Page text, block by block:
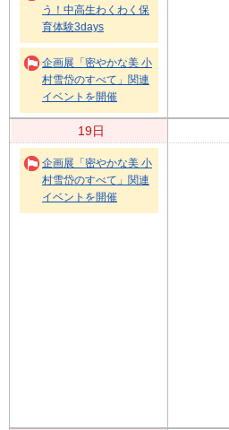
う！中高生わくわく保
育体験3days
企画展「密やかな美 小
村雪岱のすべて」関連
イベントを開催
19日
企画展「密やかな美 小
村雪岱のすべて」関連
イベントを開催